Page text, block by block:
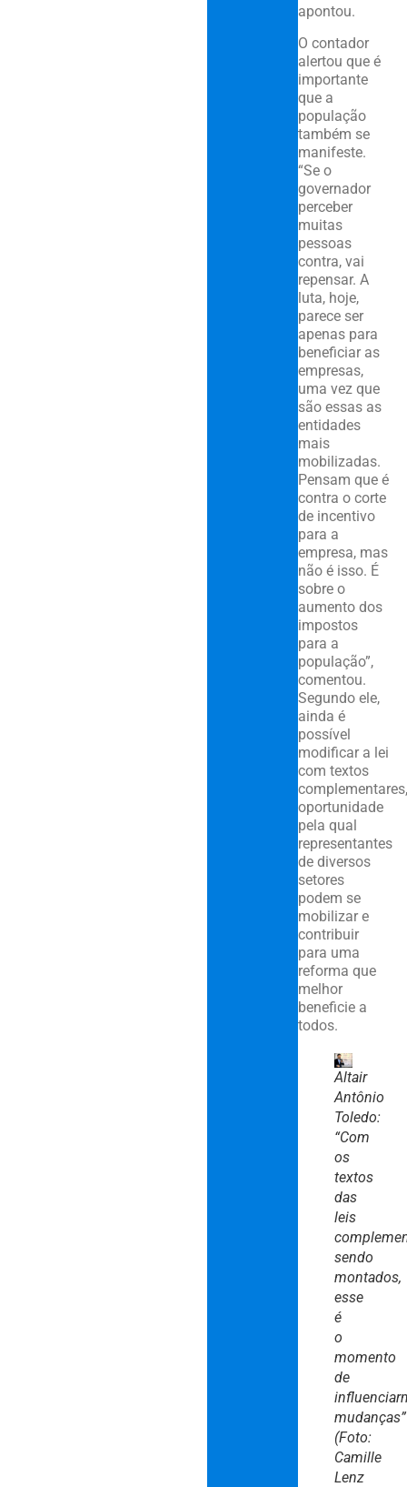
apontou.
O contador
alertou que é
importante
que a
população
também se
manifeste.
“Se o
governador
perceber
muitas
pessoas
contra, vai
repensar. A
luta, hoje,
parece ser
apenas para
beneficiar as
empresas,
uma vez que
são essas as
entidades
mais
mobilizadas.
Pensam que é
contra o corte
de incentivo
para a
empresa, mas
não é isso. É
sobre o
aumento dos
impostos
para a
população”,
comentou.
Segundo ele,
ainda é
possível
modificar a lei
com textos
complementares,
oportunidade
pela qual
representantes
de diversos
setores
podem se
mobilizar e
contribuir
para uma
reforma que
melhor
beneficie a
todos.
Altair
Antônio
Toledo:
“Com
os
textos
das
leis
sendo
montados,
esse
é
o
momento
de
mudanças”
(Foto:
Camille
Lenz